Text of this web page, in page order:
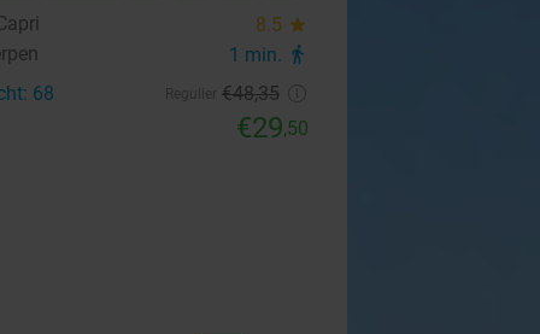
8.5 star
1 min. directions_walk
68 €48,35
€29,50